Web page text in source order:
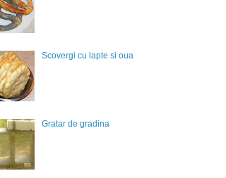
Scovergi cu lapte si oua
Gratar de gradina